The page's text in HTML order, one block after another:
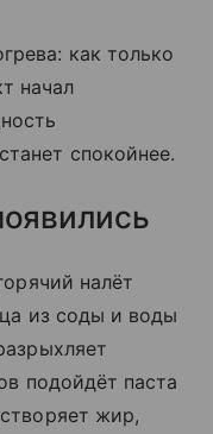
как только
начал
спокойнее.
налёт
из соды и воды
подойдёт паста
жир,